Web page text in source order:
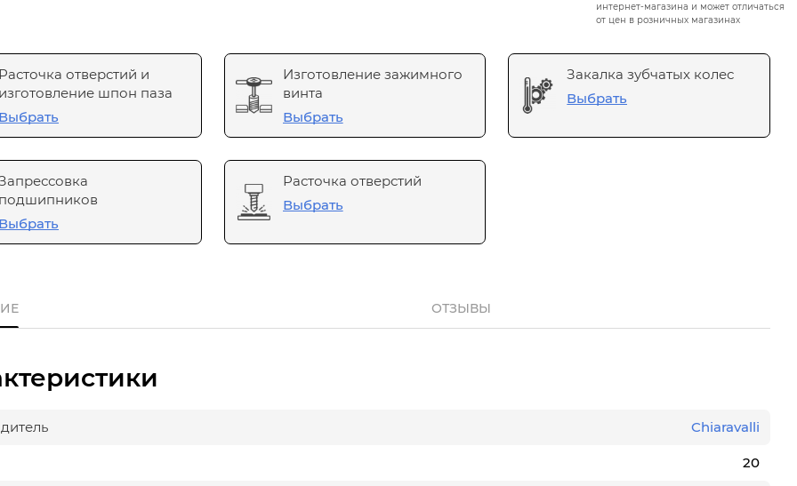
интернет-магазина и может отличаться
от цен в розничных магазинах
отверстий и
шпон паза
Изготовление зажимного
винта
Выбрать
Закалка зубчатых колес
Выбрать
Расточка отверстий
Выбрать
ОТЗЫВЫ
Chiaravalli
20